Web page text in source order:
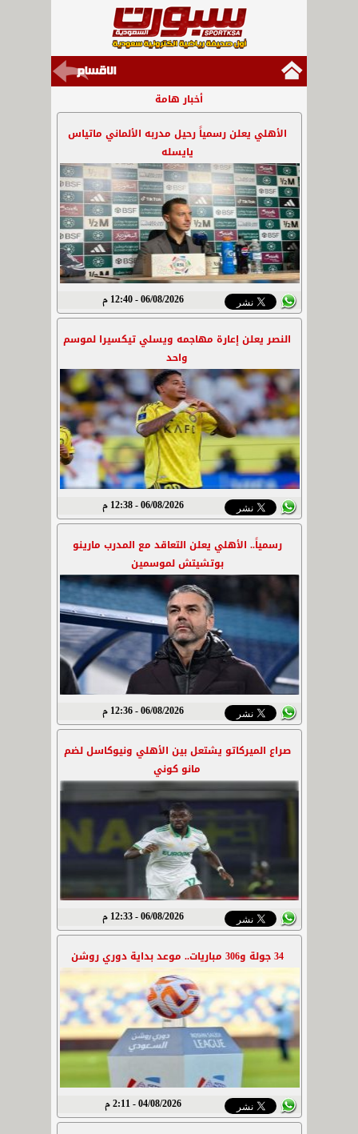
أخبار هامة
الأهلي يعلن رسمياً رحيل مدربه الألماني ماتياس
يايسله
06/08/2026 - 12:40 م
النصر يعلن إعارة مهاجمه ويسلي تيكسيرا لموسم
واحد
06/08/2026 - 12:38 م
رسمياً.. الأهلي يعلن التعاقد مع المدرب مارينو
بوتشيتش لموسمين
06/08/2026 - 12:36 م
صراع الميركاتو يشتعل بين الأهلي ونيوكاسل لضم
مانو كوني
06/08/2026 - 12:33 م
34 جولة و306 مباريات.. موعد بداية دوري روشن
04/08/2026 - 2:11 م